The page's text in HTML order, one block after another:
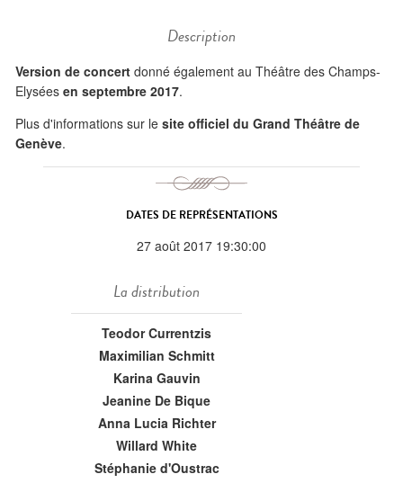
Description
Version de concert donné également au Théâtre des Champs-
Elysées en septembre 2017.
Plus d'informations sur le site officiel du Grand Théâtre de
Genève.
DATES DE REPRÉSENTATIONS
27 août 2017 19:30:00
La distribution
Teodor Currentzis
Maximilian Schmitt
Karina Gauvin
Jeanine De Bique
Anna Lucia Richter
Willard White
Stéphanie d'Oustrac